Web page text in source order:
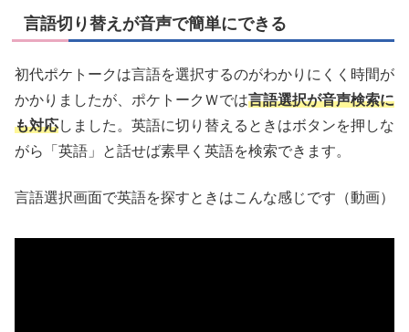
言語切り替えが音声で簡単にできる
初代ポケトークは言語を選択するのがわかりにくく時間が
かかりましたが、ポケトークＷでは言語選択が音声検索に
も対応しました。英語に切り替えるときはボタンを押しな
がら「英語」と話せば素早く英語を検索できます。
言語選択画面で英語を探すときはこんな感じです（動画）